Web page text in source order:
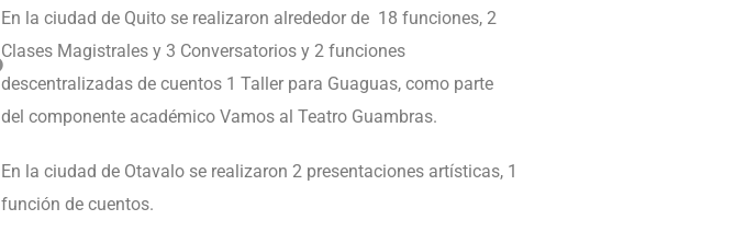
En la ciudad de Quito se realizaron alrededor de 18 funciones, 2
Clases Magistrales y 3 Conversatorios y 2 funciones
descentralizadas de cuentos 1 Taller para Guaguas, como parte
del componente académico Vamos al Teatro Guambras.
En la ciudad de Otavalo se realizaron 2 presentaciones artísticas, 1
función de cuentos.